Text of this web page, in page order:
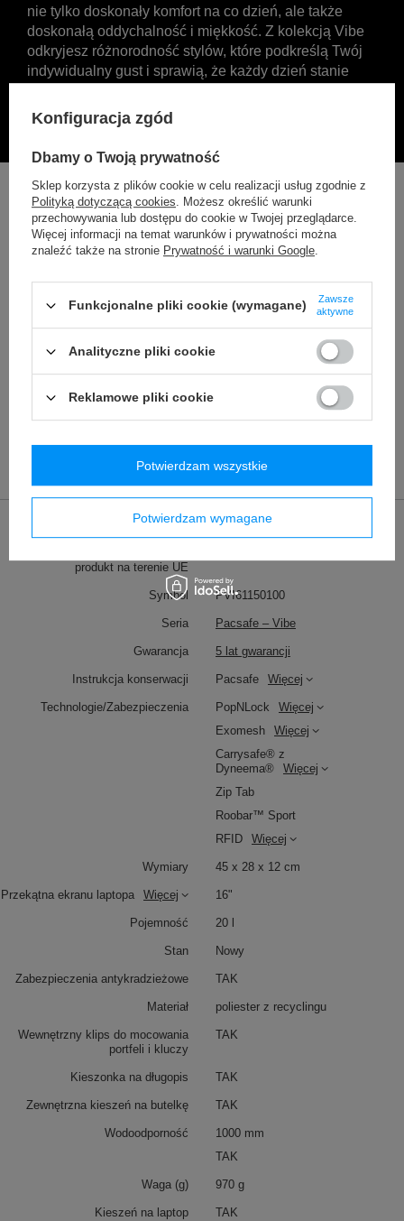
nie tylko doskonały komfort na co dzień, ale także
doskonałą oddychalność i miękkość. Z kolekcją Vibe
odkryjesz różnorodność stylów, które podkreślą Twój
indywidualny gust i sprawią, że każdy dzień stanie
Marka Pacsafe
produkt na terenie UE
Symbol PVI61150100
Seria Pacsafe – Vibe
Gwarancja 5 lat gwarancji
Instrukcja konserwacji Pacsafe Więcej
Technologie/Zabezpieczenia PopNLock
Więcej
Exomesh
Więcej
Carrysafe® z
Dyneema®
Więcej
Zip Tab
Roobar™ Sport
RFID
Więcej
Wymiary 45 x 28 x 12 cm
Przekątna ekranu laptopa Więcej 16"
Pojemność 20 l
Stan Nowy
Zabezpieczenia antykradzieżowe TAK
Materiał poliester z recyclingu
Wewnętrzny klips do mocowania
portfeli i kluczy
TAK
Kieszonka na długopis TAK
Zewnętrzna kieszeń na butelkę TAK
Wodoodporność
1000 mm
TAK
Waga (g) 970 g
Kieszeń na laptop TAK
Konfiguracja zgód
Dbamy o Twoją prywatność
Sklep korzysta z plików cookie w celu realizacji usług zgodnie z
Polityką dotyczącą cookies. Możesz określić warunki
przechowywania lub dostępu do cookie w Twojej przeglądarce.
Więcej informacji na temat warunków i prywatności można
znaleźć także na stronie Prywatność i warunki Google.
Funkcjonalne pliki cookie (wymagane)
Zawsze
aktywne
Analityczne pliki cookie
Reklamowe pliki cookie
Potwierdzam wymagane
Potwierdzam wszystkie